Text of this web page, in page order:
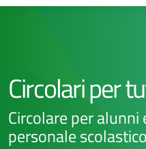
Circolari per
Circolare per
personale scolastico